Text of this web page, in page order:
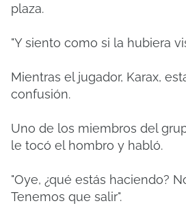
plaza.
"Y siento como si la hubiera
Mientras el jugador, Karax,
confusión.
Uno de los miembros del
le tocó el hombro y habló.
"Oye, ¿qué estás haciendo?
Tenemos que salir".